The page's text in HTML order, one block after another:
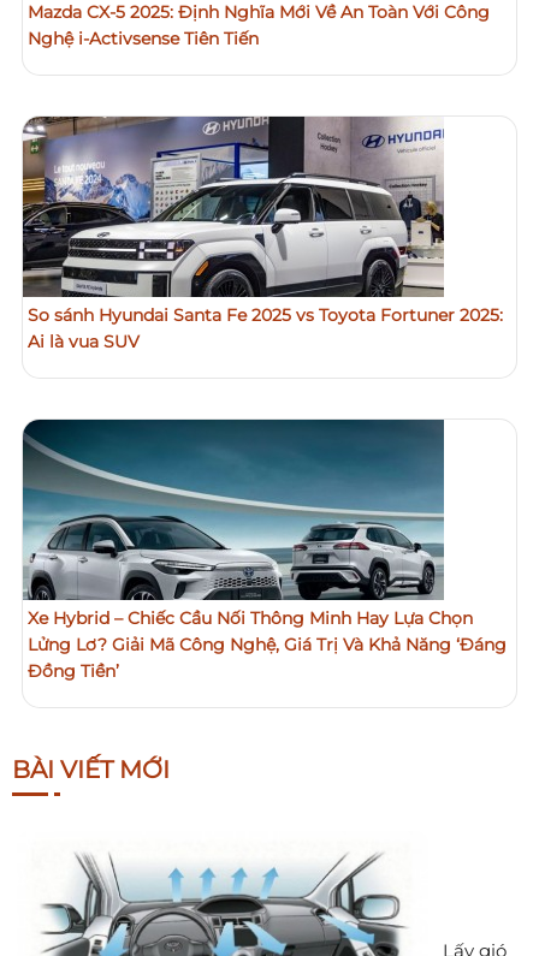
Mazda CX-5 2025: Định Nghĩa Mới Về An Toàn Với Công
Nghệ i-Activsense Tiên Tiến
So sánh Hyundai Santa Fe 2025 vs Toyota Fortuner 2025:
Ai là vua SUV
Xe Hybrid – Chiếc Cầu Nối Thông Minh Hay Lựa Chọn
Lửng Lơ? Giải Mã Công Nghệ, Giá Trị Và Khả Năng ‘Đáng
Đồng Tiền’
BÀI VIẾT MỚI
Lấy gió